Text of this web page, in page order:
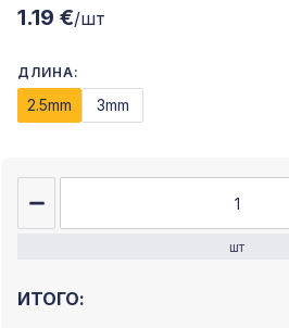
1.19 €/шт
ДЛИНА:
2.5mm 3mm
шт
ИТОГО: